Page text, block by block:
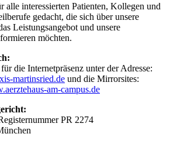
alle interessierten Patienten, Kollegen und
gedacht, die sich über unsere
Leistungsangebot und unsere
möchten.
die Internetpräsenz unter der Adresse:
martinsried.de und die Mirrorsites:
am-campus.de
PR 2274